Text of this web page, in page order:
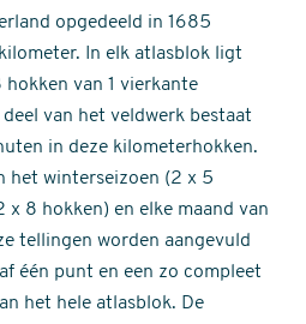
opgedeeld in 1685
In elk atlasblok ligt
hokken van 1 vierkante
van het veldwerk bestaat
in deze kilometerhokken.
het winterseizoen (2 x 5
x 8 hokken) en elke maand van
tellingen worden aangevuld
één punt en een zo compleet
het hele atlasblok. De